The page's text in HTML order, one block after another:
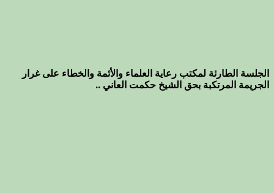
الجلسة الطارئة لمكتب رعاية العلماء والأئمة والخطاء على غرار
الجريمة المرتكبة بحق الشيخ حكمت العاني ..